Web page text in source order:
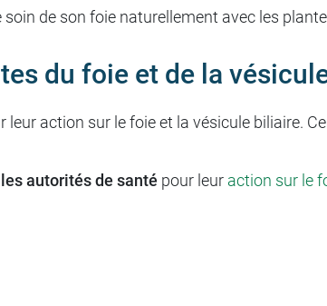
de son foie naturellement avec les
du foie et de la
action sur le foie et la vésicule biliaire.
autorités de santé pour leur action sur le